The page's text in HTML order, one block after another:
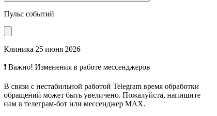
Пульс событий
Клиника 25 июня 2026
❗ Важно! Изменения в работе мессенджеров
В связи с нестабильной работой Telegram время обработки
обращений может быть увеличено. Пожалуйста, напишите
нам в телеграм-бот или мессенджер МАХ.